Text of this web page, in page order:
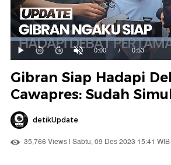
Mainkan
Suara
Hidup
Waktu
0:00 / Durasi
0:53
Dimuat:
100.00%
Gibran Siap Hadapi
Cawapres: Sudah
detikUpdate
35,766 Views | Sabtu, 09 Des 2023 15:41 WIB